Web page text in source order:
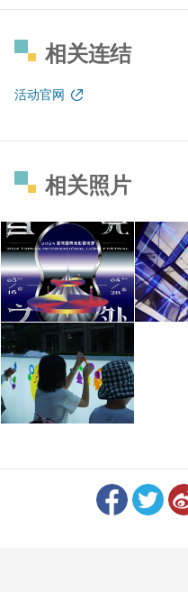
相关连结
活动官网
相关照片